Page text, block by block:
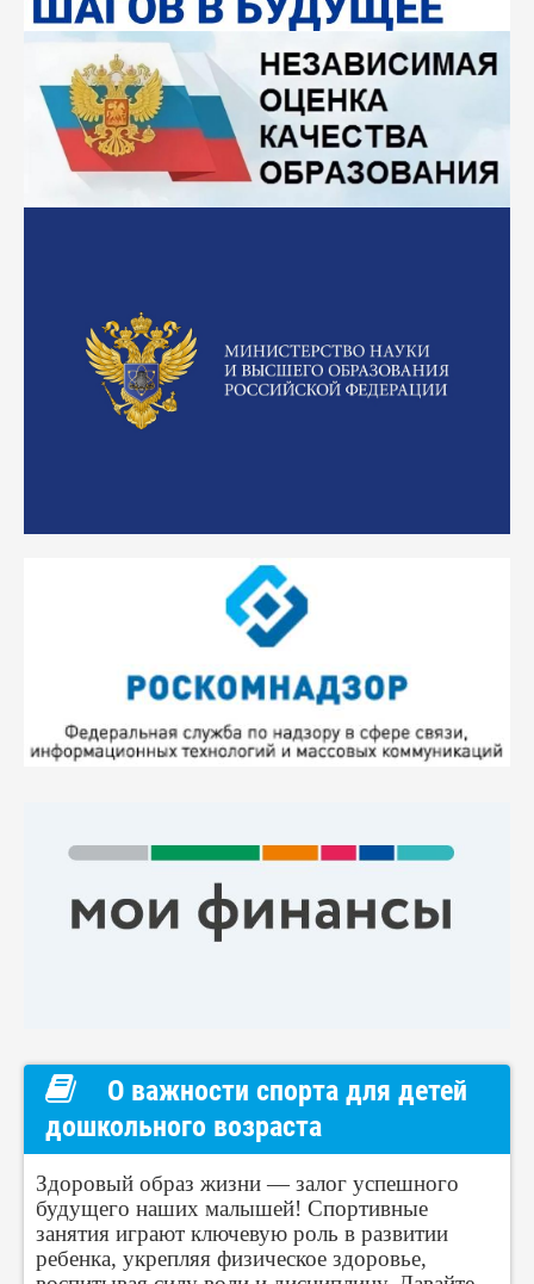
О важности спорта для детей
дошкольного возраста
Здоровый образ жизни — залог успешного
будущего наших малышей! Спортивные
занятия играют ключевую роль в развитии
ребенка, укрепляя физическое здоровье,